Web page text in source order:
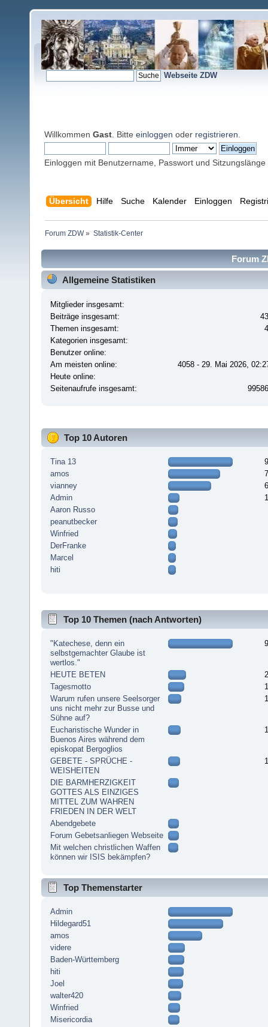
Webseite ZDW
Willkommen Gast . Bitte einloggen oder registrieren
Einloggen mit Benutzername, Passwort und Sitzungslänge
Übersicht Hilfe Suche Kalender Einloggen
Forum ZDW» Statistik-Center
Forum
Allgemeine Statistiken
Mitglieder insgesamt:
Beiträge insgesamt:
Themen insgesamt:
Kategorien insgesamt:
Benutzer online:
Am meisten online:
4058 - 29. Mai 2026,
Heute online:
Seitenaufrufe insgesamt:
Top 10 Autoren
Tina 13
amos
vianney
Admin
Aaron Russo
peanutbecker
Winfried
DerFranke
Marcel
hiti
Top 10 Themen (nach Antworten)
"Katechese, denn ein
selbstgemachter Glaube ist
wertlos."
HEUTE BETEN
Tagesmotto
Warum rufen unsere Seelsorger
uns nicht mehr zur Busse und
Sühne auf?
Eucharistische Wunder in
Buenos Aires während dem
episkopat Bergoglios
GEBETE - SPRÜCHE -
WEISHEITEN
DIE BARMHERZIGKEIT
GOTTES ALS EINZIGES
MITTEL ZUM WAHREN
FRIEDEN IN DER WELT
Abendgebete
Forum Gebetsanliegen Webseite
Mit welchen christlichen Waffen
können wir ISIS bekämpfen?
Top Themenstarter
Admin
Hildegard51
amos
videre
Baden-Württemberg
hiti
Joel
walter420
Winfried
Misericordia